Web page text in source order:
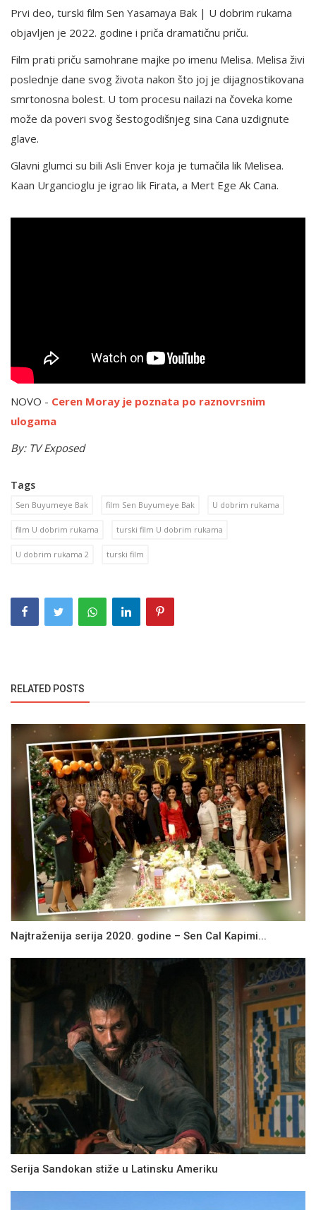
Prvi deo, turski film Sen Yasamaya Bak | U dobrim rukama
objavljen je 2022. godine i priča dramatičnu priču.
Film prati priču samohrane majke po imenu Melisa. Melisa živi
poslednje dane svog života nakon što joj je dijagnostikovana
smrtonosna bolest. U tom procesu nailazi na čoveka kome
može da poveri svog šestogodišnjeg sina Cana uzdignute
glave.
Glavni glumci su bili Asli Enver koja je tumačila lik Melisea.
Kaan Urgancioglu je igrao lik Firata, a Mert Ege Ak Cana.
NOVO - Ceren Moray je poznata po raznovrsnim
ulogama
By: TV Exposed
Tags
Sen Buyumeye Bak film Sen Buyumeye Bak U dobrim rukama
film U dobrim rukama turski film U dobrim rukama
U dobrim rukama 2 turski film
RELATED POSTS
Najtraženija serija 2020. godine – Sen Cal Kapimi...
Serija Sandokan stiže u Latinsku Ameriku